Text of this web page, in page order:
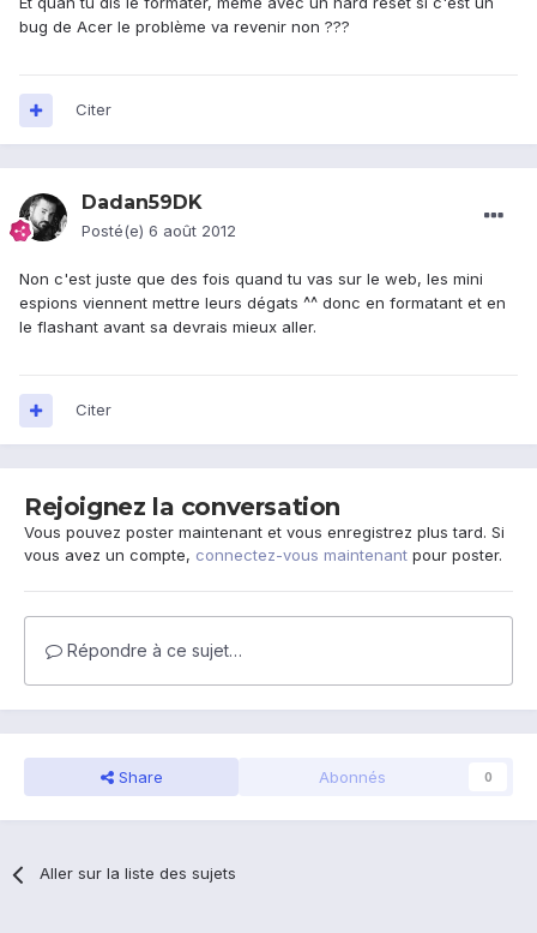
bug de Acer le problème va revenir non ???
Citer
Dadan59DK
Posté(e) 6 août 2012
Non c'est juste que des fois quand tu vas sur le web, les mini
espions viennent mettre leurs dégats ^^ donc en formatant et en
le flashant avant sa devrais mieux aller.
Citer
Rejoignez la conversation
Vous pouvez poster maintenant et vous enregistrez plus tard. Si
vous avez un compte, connectez-vous maintenant pour poster.
Répondre à ce sujet…
Share Abonnés 0
Aller sur la liste des sujets